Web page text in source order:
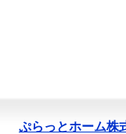
ぷらっとホーム株